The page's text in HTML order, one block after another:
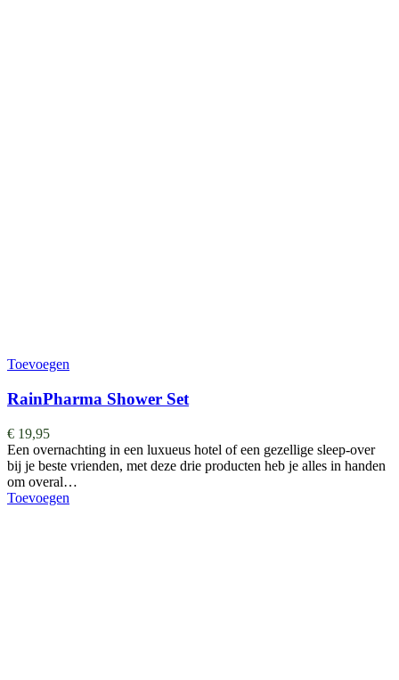
Toevoegen
RainPharma Shower Set
€ 19,95
Een overnachting in een luxueus hotel of een gezellige sleep-over
bij je beste vrienden, met deze drie producten heb je alles in handen
om overal…
Toevoegen